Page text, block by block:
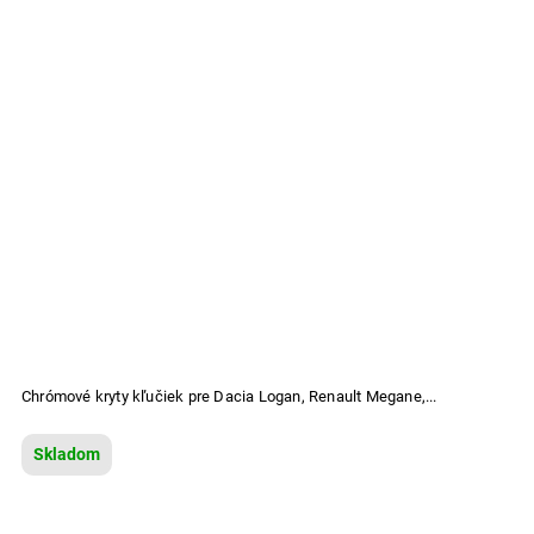
Chrómové kryty kľučiek pre Dacia Logan, Renault Megane,...
Skladom